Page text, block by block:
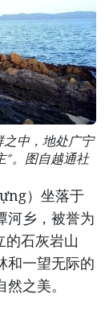
之中，地处广宁
”。图自越通社
）坐落于
河乡，被誉为
的石灰岩山
和一望无际的
之美。